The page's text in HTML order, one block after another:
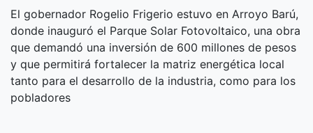
El gobernador Rogelio Frigerio estuvo en Arroyo Barú,
donde inauguró el Parque Solar Fotovoltaico, una obra
que demandó una inversión de 600 millones de pesos
y que permitirá fortalecer la matriz energética local
tanto para el desarrollo de la industria, como para los
pobladores